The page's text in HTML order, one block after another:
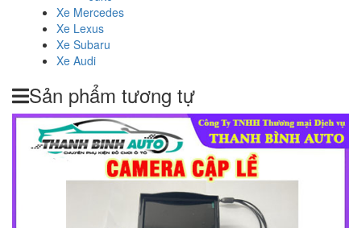
Xe Mercedes
Xe Lexus
Xe Subaru
Xe Audi
Sản phẩm tương tự